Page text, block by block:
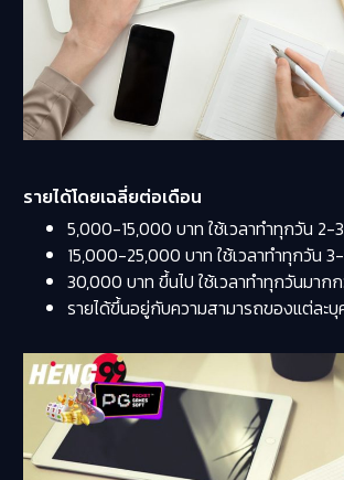
รายได้โดยเฉลี่ยต่อเดือน
5,000-15,000 บาท ใช้เวลาทำทุกวัน 2-
15,000-25,000 บาท ใช้เวลาทำทุกวัน
30,000 บาท ขึ้นไป ใช้เวลาทำทุกวันมาก
รายได้ขึ้นอยู่กับความสามารถของแต่ละบุ